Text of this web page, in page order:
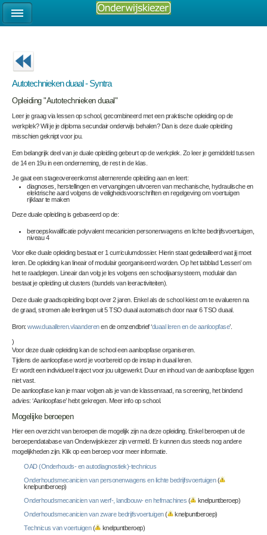
Autotechnieken duaal - Syntra
Opleiding "Autotechnieken duaal"
Leer je graag via lessen op school, gecombineerd met een praktische opleiding op de
werkplek? Wil je je diploma secundair onderwijs behalen? Dan is deze duale opleiding
misschien geknipt voor jou.
Een belangrijk deel van je duale opleiding gebeurt op de werkplek. Zo leer je gemiddeld tussen
de 14 en 19u in een onderneming, de rest in de klas.
Je gaat een stageovereenkomst alternerende opleiding aan en leert:
diagnoses, herstellingen en vervangingen uitvoeren van mechanische, hydraulische en
elektrische aard volgens de veiligheidsvoorschriften en regelgeving om voertuigen
rijklaar te maken
Deze duale opleiding is gebaseerd op de:
beroepskwalificatie polyvalent mecanicien personenwagens en lichte bedrijfsvoertuigen,
niveau 4
Voor elke duale opleiding bestaat er 1 curriculumdossier. Hierin staat gedetailleerd wat jij moet
leren. De opleiding kan lineair of modulair georganiseerd worden. Op het tabblad ‘Lessen’ om
het te raadplegen. Lineair dan volg je les volgens een schooljaarsysteem, modulair dan
bestaat je opleiding uit clusters (bundels van leeractiviteiten).
Deze duale graadsopleiding loopt over 2 jaren. Enkel als de school kiest om te evalueren na
de graad, stromen alle leerlingen uit 5 TSO duaal automatisch door naar 6 TSO duaal.
Bron: www.duaalleren.vlaanderenen de omzendbrief ‘duaal leren en de aanloopfase’.
)
Voor deze duale opleiding kan de school een aanloopfase organiseren.
Tijdens de aanloopfase word je voorbereid op de instap in duaal leren.
Er wordt een individueel traject voor jou uitgewerkt. Duur en inhoud van de aanloopfase liggen
niet vast.
De aanloopfase kan je maar volgen als je van de klassenraad, na screening, het bindend
advies: ‘Aanloopfase’ hebt gekregen. Meer info op school.
Mogelijke beroepen
Hier een overzicht van beroepen die mogelijk zijn na deze opleiding. Enkel beroepen uit de
beroependatabase van Onderwijskiezer zijn vermeld. Er kunnen dus steeds nog andere
mogelijkheden zijn. Klik op een beroep voor meer informatie.
OAD (Onderhouds- en autodiagnostiek)-technicus
Onderhoudsmecanicien van personenwagens en lichte bedrijfsvoertuigen(
knelpuntberoep)
Onderhoudsmecanicien van werf-, landbouw- en hefmachines (
knelpuntberoep)
Onderhoudsmecanicien van zware bedrijfsvoertuigen(
knelpuntberoep)
Technicus van voertuigen( knelpuntberoep)